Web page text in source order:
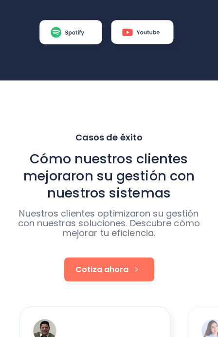
Casos de éxito
Cómo nuestros clientes
mejoraron su gestión con
nuestros sistemas
Nuestros clientes optimizaron su gestión
con nuestras soluciones. Descubre cómo
mejorar tu eficiencia.
Cotiza ahora